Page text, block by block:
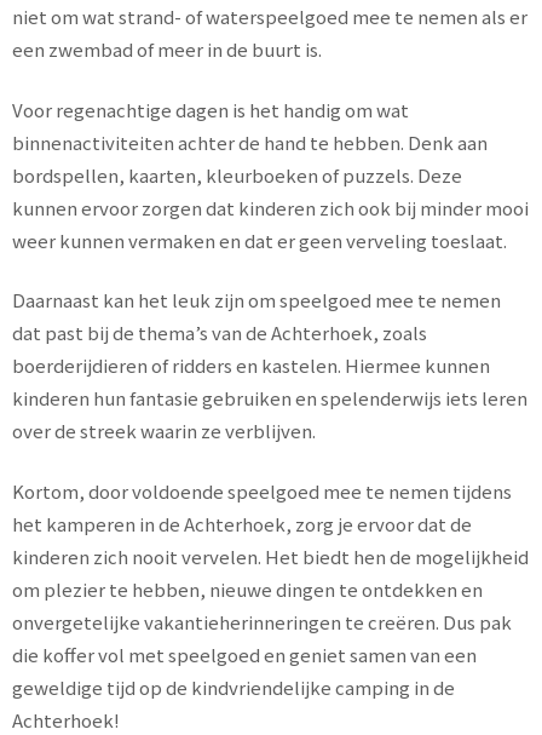
niet om wat strand- of waterspeelgoed mee te nemen als er
een zwembad of meer in de buurt is.
Voor regenachtige dagen is het handig om wat
binnenactiviteiten achter de hand te hebben. Denk aan
bordspellen, kaarten, kleurboeken of puzzels. Deze
kunnen ervoor zorgen dat kinderen zich ook bij minder mooi
weer kunnen vermaken en dat er geen verveling toeslaat.
Daarnaast kan het leuk zijn om speelgoed mee te nemen
dat past bij de thema’s van de Achterhoek, zoals
boerderijdieren of ridders en kastelen. Hiermee kunnen
kinderen hun fantasie gebruiken en spelenderwijs iets leren
over de streek waarin ze verblijven.
Kortom, door voldoende speelgoed mee te nemen tijdens
het kamperen in de Achterhoek, zorg je ervoor dat de
kinderen zich nooit vervelen. Het biedt hen de mogelijkheid
om plezier te hebben, nieuwe dingen te ontdekken en
onvergetelijke vakantieherinneringen te creëren. Dus pak
die koffer vol met speelgoed en geniet samen van een
geweldige tijd op de kindvriendelijke camping in de
Achterhoek!